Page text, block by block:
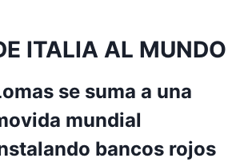
ITALIA AL MUNDO
se suma a una
mundial
bancos rojos